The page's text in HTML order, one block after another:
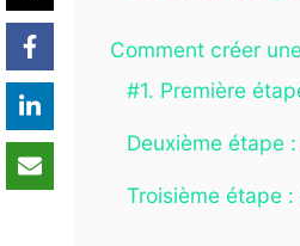
Comment créer
#1. Première
Deuxième étape
Troisième étape :